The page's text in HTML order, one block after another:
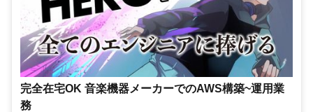
完全在宅OK 音楽機器メーカーでのAWS構築~運用業
務